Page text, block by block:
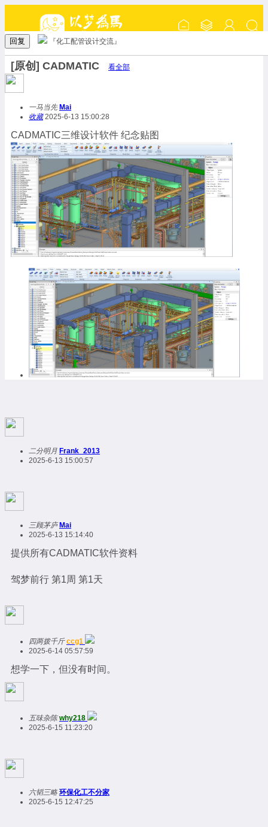
回复 『化工配管设计交流』
[原创] CADMATIC 看全部
一马当先 Mai
收藏2025-6-13 15:00:28
CADMATIC三维设计软件 纪念贴图
二分明月 Frank_2013
2025-6-13 15:00:57
三顾茅庐 Mai
2025-6-13 15:14:40
提供所有CADMATIC软件资料
驾梦前行 第1周 第1天
四两拨千斤 ccg1
2025-6-14 05:57:59
想学一下，但没有时间。
五味杂陈 why218
2025-6-15 11:23:20
六韬三略 环保化工不分家
2025-6-15 12:47:25